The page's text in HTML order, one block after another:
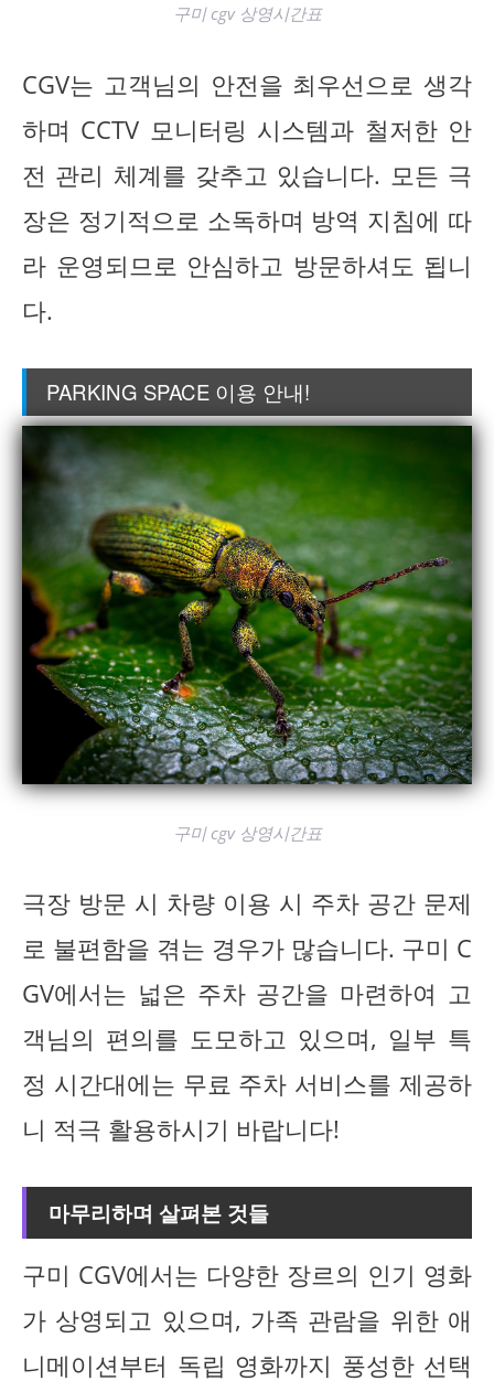
구미 cgv 상영시간표
CGV는 고객님의 안전을 최우선으로 생각
하며 CCTV 모니터링 시스템과 철저한 안
전 관리 체계를 갖추고 있습니다. 모든 극
장은 정기적으로 소독하며 방역 지침에 따
라 운영되므로 안심하고 방문하셔도 됩니
다.
PARKING SPACE 이용 안내!
구미 cgv 상영시간표
극장 방문 시 차량 이용 시 주차 공간 문제
로 불편함을 겪는 경우가 많습니다. 구미 C
GV에서는 넓은 주차 공간을 마련하여 고
객님의 편의를 도모하고 있으며, 일부 특
정 시간대에는 무료 주차 서비스를 제공하
니 적극 활용하시기 바랍니다!
마무리하며 살펴본 것들
구미 CGV에서는 다양한 장르의 인기 영화
가 상영되고 있으며, 가족 관람을 위한 애
니메이션부터 독립 영화까지 풍성한 선택